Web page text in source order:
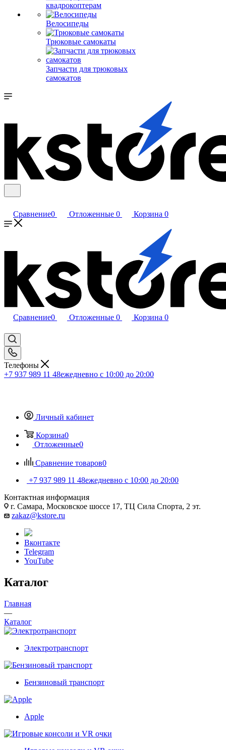
квадрокоптерам
Велосипеды
Трюковые самокаты
Запчасти для трюковых
самокатов
Сравнение0 Отложенные 0 Корзина 0
Сравнение0 Отложенные 0 Корзина 0
Телефоны
+7 937 989 11 48ежедневно с 10:00 до 20:00
Личный кабинет
Корзина0
Отложенные0
Сравнение товаров0
+7 937 989 11 48ежедневно с 10:00 до 20:00
Контактная информация
г. Самара, Московское шоссе 17, ТЦ Сила Спорта, 2 эт.
zakaz@kstore.ru
Вконтакте
Telegram
YouTube
Каталог
Главная
—
Каталог
Электротранспорт
Бензиновый транспорт
Apple